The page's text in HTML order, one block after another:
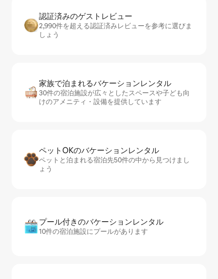
認証済みのゲ⁠ス⁠ト⁠レ⁠ビ⁠ュ⁠ー
2,990件を超える認証済みレビューを参考に選びま
しょう
家族で泊まれるバ⁠ケ⁠ー⁠シ⁠ョ⁠ンレ⁠ン⁠タ⁠ル
30件の宿泊施設が広々としたスペースや子ども向
けのアメニティ・設備を提供しています
ペットOKのバ⁠ケ⁠ー⁠シ⁠ョ⁠ンレ⁠ン⁠タ⁠ル
ペットと泊まれる宿泊先50件の中から見つけまし
ょう
プール付きのバ⁠ケ⁠ー⁠シ⁠ョ⁠ンレ⁠ン⁠タ⁠ル
10件の宿泊施設にプールがあります